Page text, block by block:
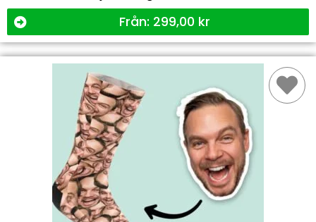
Från: 299,00 kr